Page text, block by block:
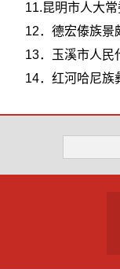
11.昆明市人大
12．德宏傣族景
13．玉溪市人民
14．红河哈尼族